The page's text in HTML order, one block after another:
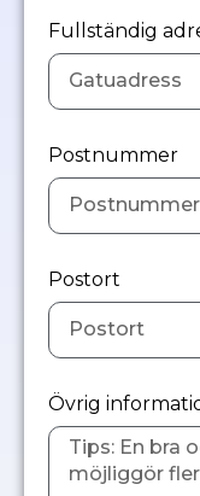
Fullständig
Postnummer
Postort
Övrig